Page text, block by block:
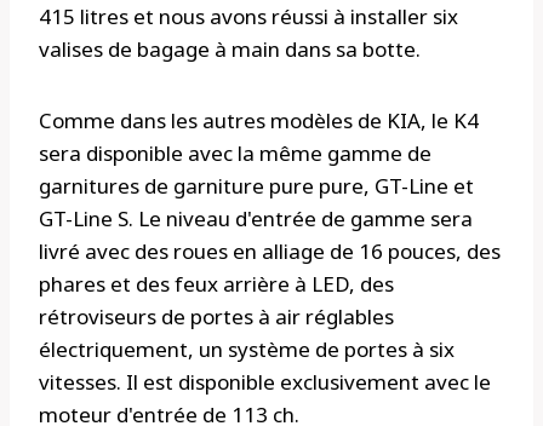
415 litres et nous avons réussi à installer six
valises de bagage à main dans sa botte.
Comme dans les autres modèles de KIA, le K4
sera disponible avec la même gamme de
garnitures de garniture pure pure, GT-Line et
GT-Line S. Le niveau d'entrée de gamme sera
livré avec des roues en alliage de 16 pouces, des
phares et des feux arrière à LED, des
rétroviseurs de portes à air réglables
électriquement, un système de portes à six
vitesses. Il est disponible exclusivement avec le
moteur d'entrée de 113 ch.